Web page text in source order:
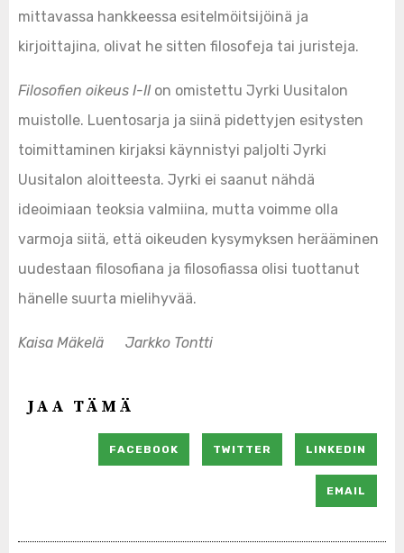
mittavassa hankkeessa esitelmöitsijöinä ja
kirjoittajina, olivat he sitten filosofeja tai juristeja.
Filosofien oikeus I-IIon omistettu Jyrki Uusitalon
muistolle. Luentosarja ja siinä pidettyjen esitysten
toimittaminen kirjaksi käynnistyi paljolti Jyrki
Uusitalon aloitteesta. Jyrki ei saanut nähdä
ideoimiaan teoksia valmiina, mutta voimme olla
varmoja siitä, että oikeuden kysymyksen herääminen
uudestaan filosofiana ja filosofiassa olisi tuottanut
hänelle suurta mielihyvää.
Kaisa Mäkelä Jarkko Tontti
JAA TÄMÄ
FACEBOOK TWITTER LINKEDIN
EMAIL